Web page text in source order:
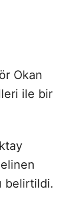
Okan
ile bir
belirtildi.